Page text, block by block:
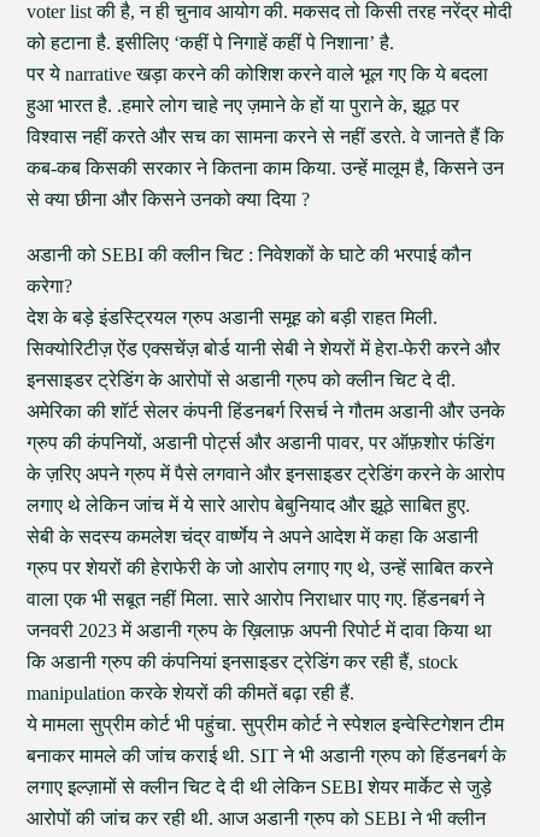
voter list की है, न ही चुनाव आयोग की. मकसद तो किसी तरह नरेंद्र मोदी
को हटाना है. इसीलिए ‘कहीं पे निगाहें कहीं पे निशाना’ है.
पर ये narrative खड़ा करने की कोशिश करने वाले भूल गए कि ये बदला
हुआ भारत है. .हमारे लोग चाहे नए ज़माने के हों या पुराने के, झूठ पर
विश्वास नहीं करते और सच का सामना करने से नहीं डरते. वे जानते हैं कि
कब-कब किसकी सरकार ने कितना काम किया. उन्हें मालूम है, किसने उन
से क्या छीना और किसने उनको क्या दिया ?
अडानी को SEBI की क्लीन चिट : निवेशकों के घाटे की भरपाई कौन
करेगा?
देश के बड़े इंडस्ट्रियल ग्रुप अडानी समूह को बड़ी राहत मिली.
सिक्योरिटीज़ ऐंड एक्सचेंज़ बोर्ड यानी सेबी ने शेयरों में हेरा-फेरी करने और
इनसाइडर ट्रेडिंग के आरोपों से अडानी ग्रुप को क्लीन चिट दे दी.
अमेरिका की शॉर्ट सेलर कंपनी हिंडनबर्ग रिसर्च ने गौतम अडानी और उनके
ग्रुप की कंपनियों, अडानी पोर्ट्स और अडानी पावर, पर ऑफ़शोर फंडिंग
के ज़रिए अपने ग्रुप में पैसे लगवाने और इनसाइडर ट्रेडिंग करने के आरोप
लगाए थे लेकिन जांच में ये सारे आरोप बेबुनियाद और झूठे साबित हुए.
सेबी के सदस्य कमलेश चंद्र वार्ष्णेय ने अपने आदेश में कहा कि अडानी
ग्रुप पर शेयरों की हेराफेरी के जो आरोप लगाए गए थे, उन्हें साबित करने
वाला एक भी सबूत नहीं मिला. सारे आरोप निराधार पाए गए. हिंडनबर्ग ने
जनवरी 2023 में अडानी ग्रुप के ख़िलाफ़ अपनी रिपोर्ट में दावा किया था
कि अडानी ग्रुप की कंपनियां इनसाइडर ट्रेडिंग कर रही हैं, stock
manipulation करके शेयरों की कीमतें बढ़ा रही हैं.
ये मामला सुप्रीम कोर्ट भी पहुंचा. सुप्रीम कोर्ट ने स्पेशल इन्वेस्टिगेशन टीम
बनाकर मामले की जांच कराई थी. SIT ने भी अडानी ग्रुप को हिंडनबर्ग के
लगाए इल्ज़ामों से क्लीन चिट दे दी थी लेकिन SEBI शेयर मार्केट से जुड़े
आरोपों की जांच कर रही थी. आज अडानी ग्रुप को SEBI ने भी क्लीन